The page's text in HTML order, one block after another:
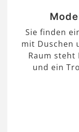
Sie finden
mit Duschen
Raum steht
und ein